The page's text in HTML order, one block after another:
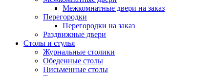
Межкомнатные двери на заказ
Перегородки
Перегородки на заказ
Раздвижные двери
Столы и стулья
Журнальные столики
Обеденные столы
Письменные столы